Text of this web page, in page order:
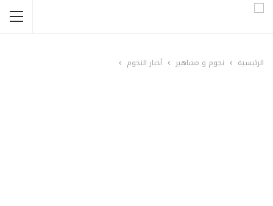
الرئيسية نجوم و مشاهير أخبار النجوم